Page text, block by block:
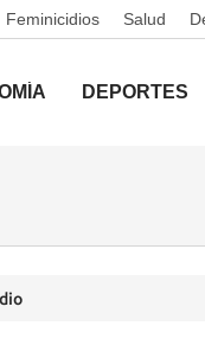
Feminicidios Salud
DEPORTES